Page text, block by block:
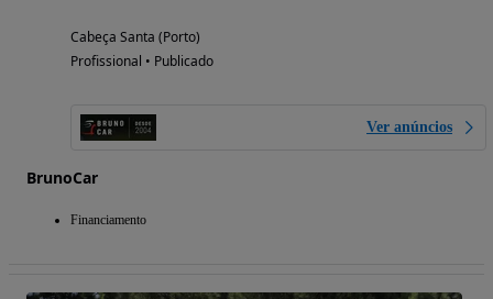
Cabeça Santa (Porto)
Profissional • Publicado
Ver anúncios
BrunoCar
Financiamento